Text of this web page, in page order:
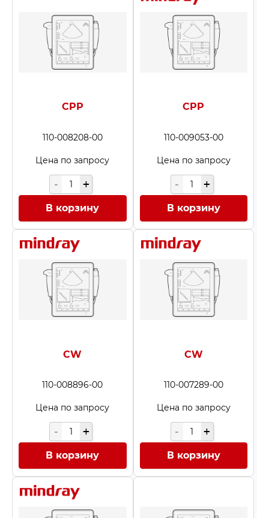
CPP
110-008208-00
Цена по запросу
В корзину
CPP
110-009053-00
Цена по запросу
В корзину
CW
110-008896-00
Цена по запросу
В корзину
CW
110-007289-00
Цена по запросу
В корзину